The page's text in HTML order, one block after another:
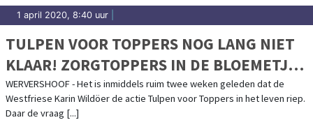
1 april 2020, 8:40 uur
TULPEN VOOR TOPPERS NOG LANG NIET
KLAAR! ZORGTOPPERS IN DE BLOEMETJES
GEZET
WERVERSHOOF - Het is inmiddels ruim twee weken geleden dat de
Westfriese Karin Wildöer de actie Tulpen voor Toppers in het leven riep.
Daar de vraag [...]